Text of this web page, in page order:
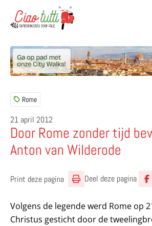
Rome
21 april 2012
Door Rome zonder tijd
Anton van Wilderode
Print deze pagina Deel deze pagina
Volgens de legende werd Rome op
Christus gesticht door de